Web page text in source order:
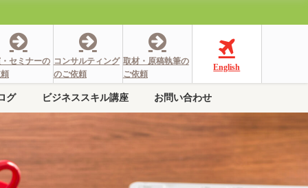
セミナーの コンサルティング
のご依頼
取材・原稿執筆の
ご依頼
English
グ ビジネススキル講座 お問い合わせ